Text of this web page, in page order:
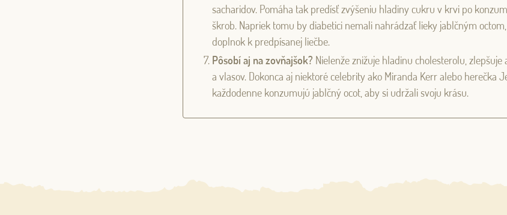
sacharidov. Pomáha tak predísť zvýšeniu hladiny cukru v krvi po
škrob. Napriek tomu by diabetici nemali nahrádzať lieky jablčným
doplnok k predpísanej liečbe.
Pôsobí aj na zovňajšok? Nielenže znižuje hladinu cholesterolu, zlepšuje
a vlasov. Dokonca aj niektoré celebrity ako Miranda Kerr alebo herečka
každodenne konzumujú jablčný ocot, aby si udržali svoju krásu.